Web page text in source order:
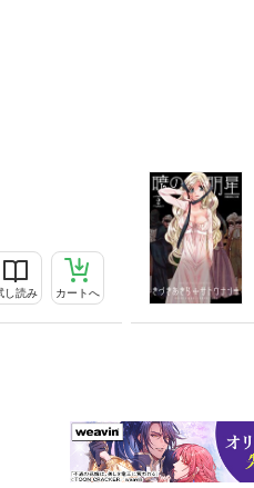
し読み カートへ